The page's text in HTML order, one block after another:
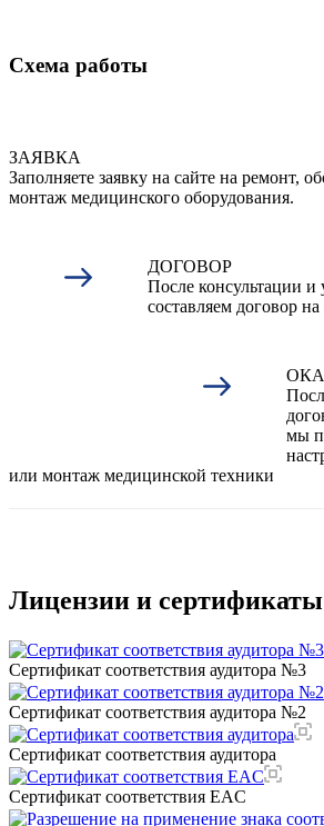
Схема работы
ЗАЯВКА
Заполняете заявку на сайте на ремонт,
монтаж медицинского оборудования.
ДОГОВОР
После консультации и
составляем договор на
мы
или монтаж медицинской техники
Лицензии и сертификаты
Сертификат соответствия аудитора №3
Сертификат соответствия аудитора №2
Сертификат соответствия аудитора
Сертификат соответствия EAC